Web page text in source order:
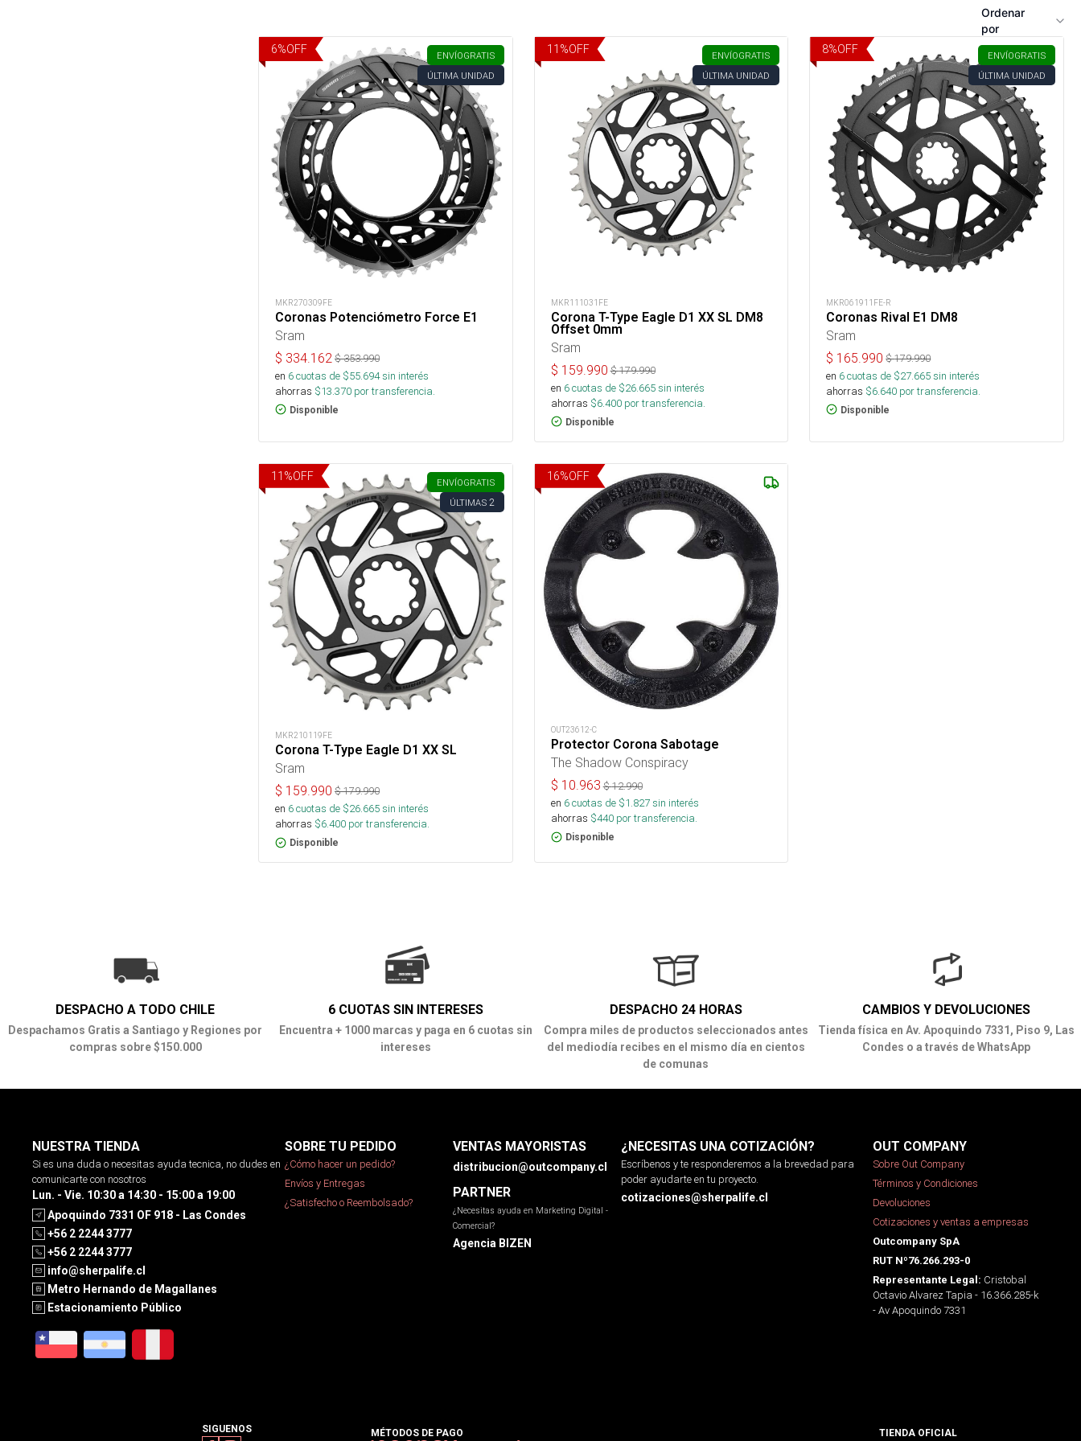
Ordenar
por
6%OFF ENVÍOGRATIS
ÚLTIMA UNIDAD
MKR270309FE
Coronas Potenciómetro Force E1
Sram
$ 334.162 $353.990
en 6cuotas de $55.694sin interés
ahorras $13.370 por transferencia.
Disponible
11 %OFF ENVÍOGRATIS
ÚLTIMA UNIDAD
MKR111031FE
Corona T-Type Eagle D1 XX SL DM8
Offset 0mm
Sram
$ 159.990 $179.990
en 6cuotas de $26.665sin interés
ahorras $6.400por transferencia.
Disponible
8%OFF ENVÍOGRATIS
ÚLTIMA UNIDAD
MKR061911FE-R
Coronas Rival E1 DM8
Sram
$ 165.990 $179.990
en 6cuotas de $27.665sin interés
ahorras $6.640 por transferencia.
Disponible
11 %OFF ENVÍOGRATIS
ÚLTIMAS 2
MKR210119FE
Corona T-Type Eagle D1 XX SL
Sram
$ 159.990 $179.990
en 6cuotas de $26.665sin interés
ahorras $6.400 por transferencia.
Disponible
16%OFF
OUT23612-C
Protector Corona Sabotage
The Shadow Conspiracy
$ 10.963 $12.990
en 6cuotas de $1.827sin interés
ahorras $440por transferencia.
Disponible
DESPACHO A TODO CHILE
Despachamos Gratis a Santiago y Regiones por
compras sobre $150.000
6 CUOTAS SIN INTERESES
Encuentra + 1000 marcas y paga en 6 cuotas sin
intereses
DESPACHO 24 HORAS
Compra miles de productos seleccionados antes
del mediodía recibes en el mismo día en cientos
de comunas
CAMBIOS Y DEVOLUCIONES
Tienda física en Av. Apoquindo 7331, Piso 9, Las
Condes o a través de WhatsApp
NUESTRA TIENDA
Si es una duda o necesitas ayuda tecnica, no dudes en
comunicarte con nosotros
Lun. - Vie. 10:30 a 14:30 - 15:00 a 19:00
Apoquindo 7331 OF 918 - Las Condes
+56 2 2244 3777
+56 2 2244 3777
info@sherpalife.cl
Metro Hernando de Magallanes
Estacionamiento Público
SOBRE TU PEDIDO
¿Cómo hacer un pedido?
Envíos y Entregas
¿Satisfecho o Reembolsado?
VENTAS MAYORISTAS
distribucion@outcompany.cl
PARTNER
¿Necesitas ayuda en Marketing Digital -
Comercial?
Agencia BIZEN
¿NECESITAS UNA COTIZACIÓN?
Escríbenos y te responderemos a la brevedad para
poder ayudarte en tu proyecto.
cotizaciones@sherpalife.cl
OUT COMPANY
Sobre Out Company
Términos y Condiciones
Devoluciones
Cotizaciones y ventas a empresas
Outcompany SpA
RUT Nº76.266.293-0
Representante Legal: Cristobal
Octavio Alvarez Tapia - 16.366.285-k
- Av Apoquindo 7331
SIGUENOS MÉTODOS DE PAGO TIENDA OFICIAL